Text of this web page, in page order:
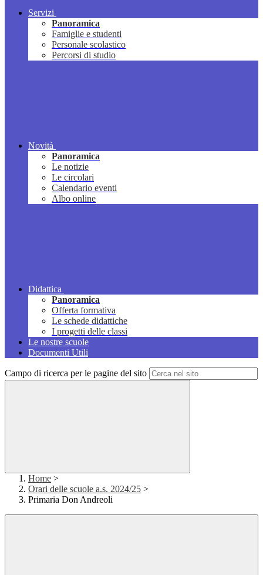
Servizi
Panoramica
Famiglie e studenti
Personale scolastico
Percorsi di studio
Novità
Panoramica
Le notizie
Le circolari
Calendario eventi
Albo online
Didattica
Panoramica
Offerta formativa
Le schede didattiche
I progetti delle classi
Le nostre scuole
Documenti Utili
Campo di ricerca per le pagine del sito
Home >
Orari delle scuole a.s. 2024/25 >
Primaria Don Andreoli